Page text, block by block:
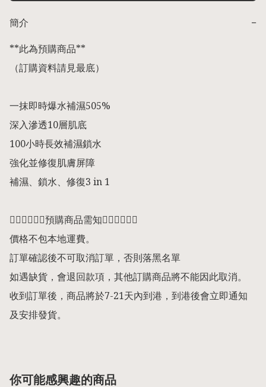
簡介
−
**此為預購商品**
（訂購資料請見最底）
一抹即時爆水補濕505%
深入滲透10層肌底
100小時長效補濕鎖水
強化並修復肌膚屏障
補濕、鎖水、修復3 in 1
👇🏻👇🏻👇🏻預購商品需知👇🏻👇🏻👇🏻
價格不包本地運費。
訂單確認後不可取消訂單，否則落黑名單
如遇缺貨，會退回款項，其他訂購商品將不能因此取消。
收到訂單後，商品將於7-21天內到港，到港後會立即通知
及安排發貨。
你可能感興趣的商品